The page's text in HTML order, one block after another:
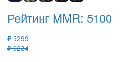
Рейтинг MMR: 5100
₽ 5299
₽ 6234